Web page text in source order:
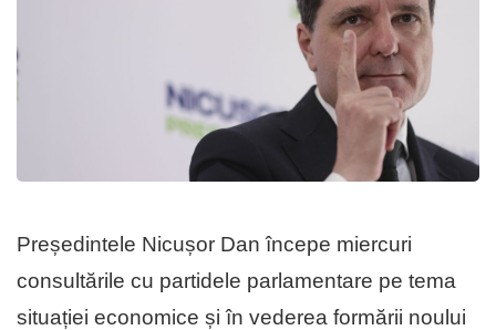
Președintele Nicușor Dan începe miercuri
consultările cu partidele parlamentare pe tema
situației economice și în vederea formării noului